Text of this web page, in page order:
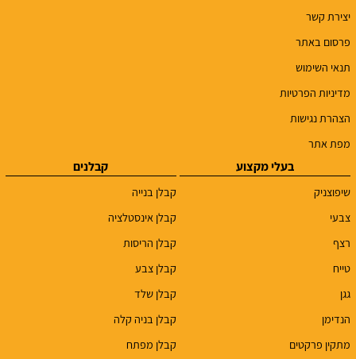
יצירת קשר
פרסום באתר
תנאי השימוש
מדיניות הפרטיות
הצהרת נגישות
מפת אתר
בעלי מקצוע
שיפוצניק
צבעי
רצף
טייח
גגן
הנדימן
מתקין פרקטים
קבלנים
קבלן בנייה
קבלן אינסטלציה
קבלן הריסות
קבלן צבע
קבלן שלד
קבלן בניה קלה
קבלן מפתח